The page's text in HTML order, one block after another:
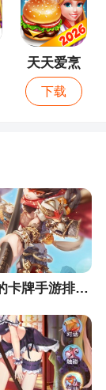
天天爱烹
饪
下载
无需充值的卡牌手游排行榜